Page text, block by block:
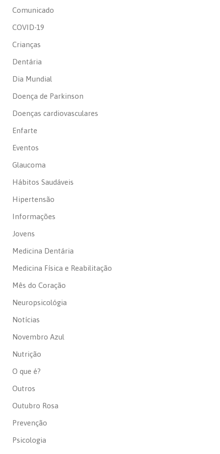
Comunicado
COVID-19
Crianças
Dentária
Dia Mundial
Doença de Parkinson
Doenças cardiovasculares
Enfarte
Eventos
Glaucoma
Hábitos Saudáveis
Hipertensão
Informações
Jovens
Medicina Dentária
Medicina Física e Reabilitação
Mês do Coração
Neuropsicológia
Notícias
Novembro Azul
Nutrição
O que é?
Outros
Outubro Rosa
Prevenção
Psicologia